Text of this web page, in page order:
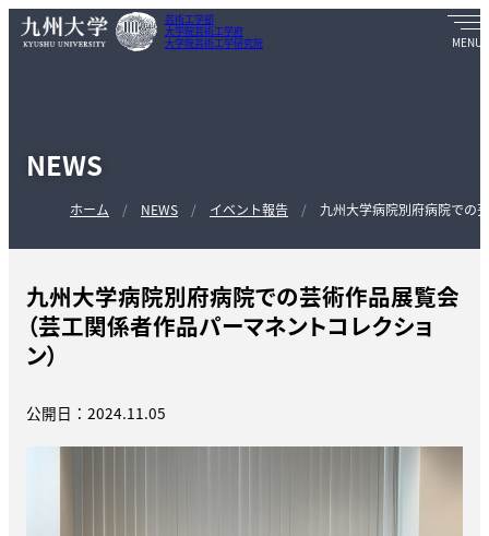
芸術工学部
大学院芸術工学府
大学院芸術工学研究院
NEWS
ホーム NEWS イベント報告 九州大学病院別府病院での
九州大学病院別府病院での芸術作品展覧会
（芸工関係者作品パーマネントコレクショ
ン）
公開日：2024.11.05